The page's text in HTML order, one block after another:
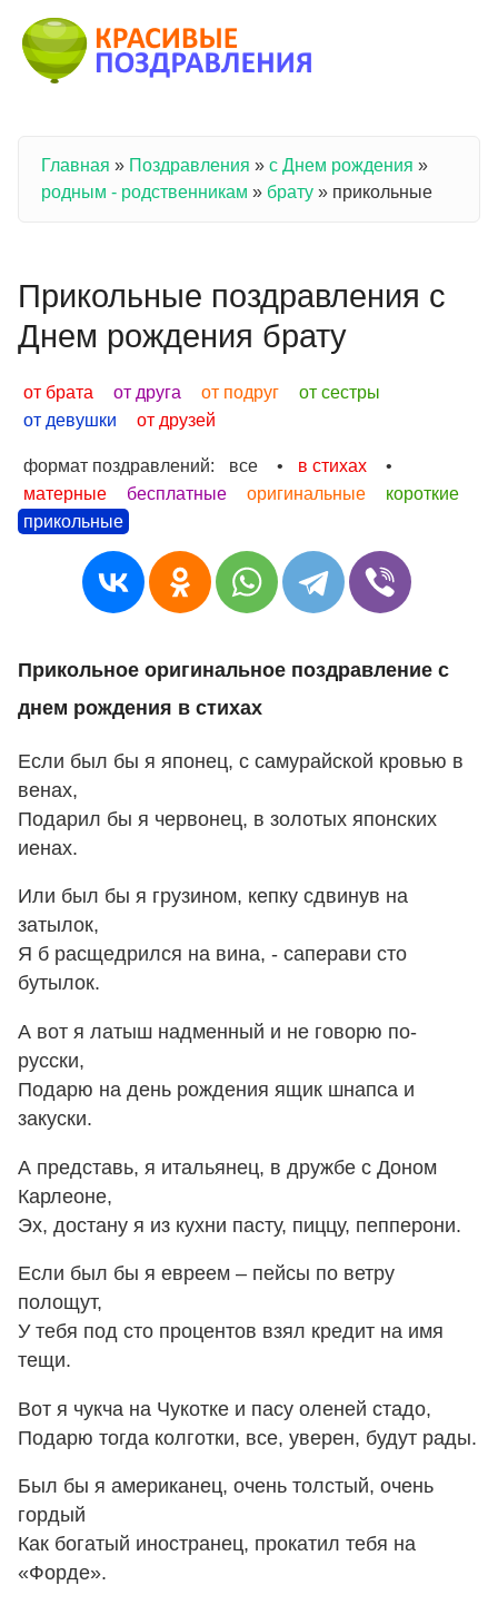
Вы здесь
Главная » Поздравления » с Днем рождения »
родным - родственникам » брату » прикольные
Прикольные поздравления с
Днем рождения брату
от брата от друга от подруг
от сестры
от девушки
от друзей
формат поздравлений: все • в стихах
•
матерные
бесплатные оригинальные
короткие
прикольные
Прикольное оригинальное поздравление с
днем рождения в стихах
Если был бы я японец, с самурайской кровью в
венах,
Подарил бы я червонец, в золотых японских
иенах.
Или был бы я грузином, кепку сдвинув на
затылок,
Я б расщедрился на вина, - саперави сто
бутылок.
А вот я латыш надменный и не говорю по-
русски,
Подарю на день рождения ящик шнапса и
закуски.
А представь, я итальянец, в дружбе с Доном
Карлеоне,
Эх, достану я из кухни пасту, пиццу, пепперони.
Если был бы я евреем – пейсы по ветру
полощут,
У тебя под сто процентов взял кредит на имя
тещи.
Вот я чукча на Чукотке и пасу оленей стадо,
Подарю тогда колготки, все, уверен, будут рады.
Был бы я американец, очень толстый, очень
гордый
Как богатый иностранец, прокатил тебя на
«Форде».